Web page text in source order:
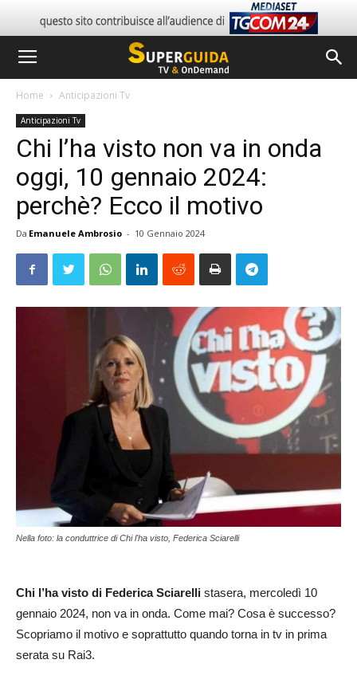
Home Anticipazioni Tv
Anticipazioni Tv
Chi l’ha visto non va in onda
oggi, 10 gennaio 2024:
perchè? Ecco il motivo
Da Emanuele Ambrosio - 10 Gennaio 2024
Nella foto: la conduttrice di Chi l'ha visto, Federica Sciarelli
Chi l’ha visto di Federica Sciarelli stasera, mercoledì 10
gennaio 2024, non va in onda. Come mai? Cosa è successo?
Scopriamo il motivo e soprattutto quando torna in tv in prima
serata su Rai3.